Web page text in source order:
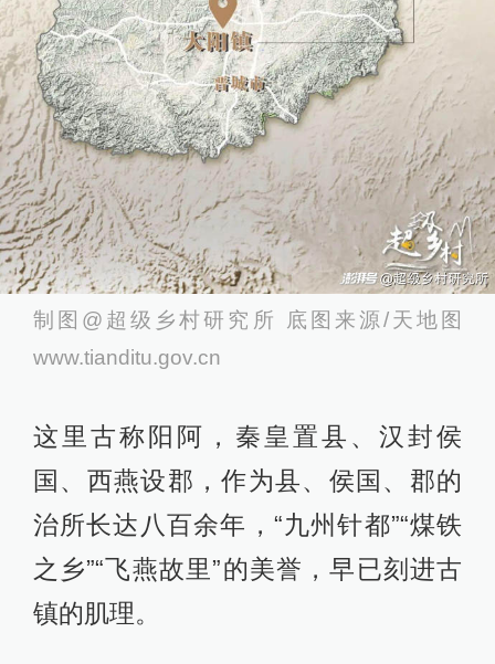
制图@超级乡村研究所 底图来源/天地图
www.tianditu.gov.cn
这里古称阳阿，秦皇置县、汉封侯
国、西燕设郡，作为县、侯国、郡的
治所长达八百余年，“九州针都”“煤铁
之乡”“飞燕故里”的美誉，早已刻进古
镇的肌理。